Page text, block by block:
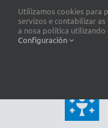
Utilizamos cookies para
servizos e contabilizar
a nosa política utilizando
Configuración